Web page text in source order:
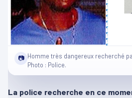
📷 Homme très dangereux recherché
Photo : Police.
La police recherche en ce